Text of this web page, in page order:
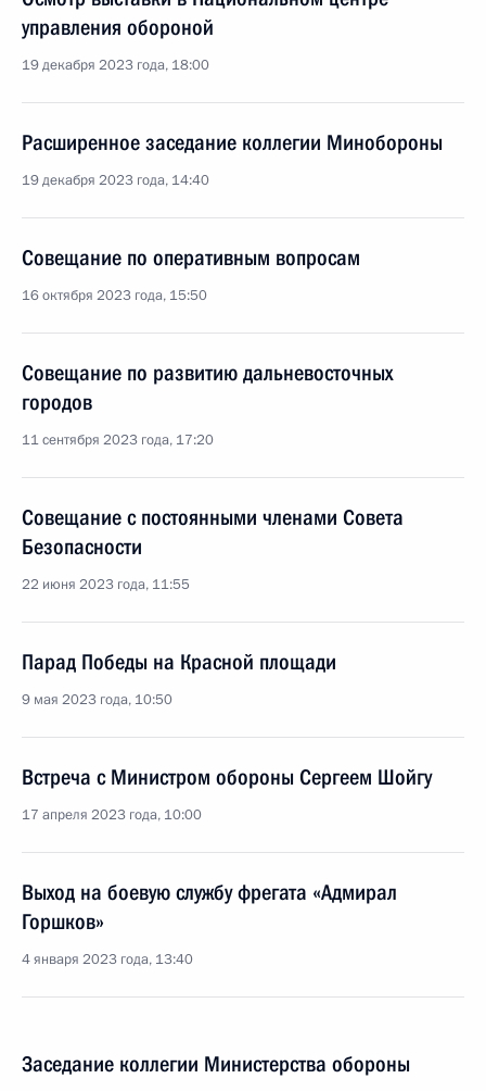
управления обороной
19 декабря 2023 года, 18:00
Расширенное заседание коллегии Минобороны
19 декабря 2023 года, 14:40
Совещание по оперативным вопросам
16 октября 2023 года, 15:50
Совещание по развитию дальневосточных
городов
11 сентября 2023 года, 17:20
Совещание с постоянными членами Совета
Безопасности
22 июня 2023 года, 11:55
Парад Победы на Красной площади
9 мая 2023 года, 10:50
Встреча с Министром обороны Сергеем Шойгу
17 апреля 2023 года, 10:00
Выход на боевую службу фрегата «Адмирал
Горшков»
4 января 2023 года, 13:40
Заседание коллегии Министерства обороны